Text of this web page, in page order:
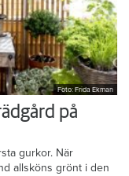
Foto: Frida Ekman
på
gurkor. När
allsköns grönt i den